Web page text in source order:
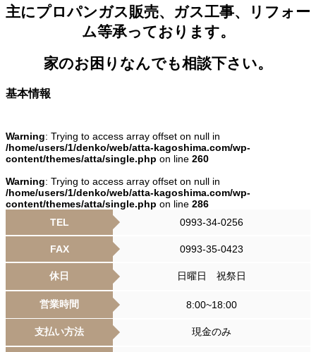
主にプロパンガス販売、ガス工事、リフォー
ム等承っております。
家のお困りなんでも相談下さい。
基本情報
Warning: Trying to access array offset on null in
/home/users/1/denko/web/atta-kagoshima.com/wp-
content/themes/atta/single.php on line 260
Warning: Trying to access array offset on null in
/home/users/1/denko/web/atta-kagoshima.com/wp-
content/themes/atta/single.php on line 286
TEL
0993-34-0256
FAX 0993-35-0423
休日 日曜日 祝祭日
営業時間 8:00~18:00
支払い方法 現金のみ